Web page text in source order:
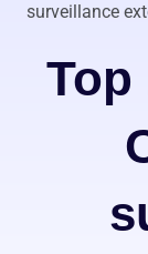
surveillance
Top